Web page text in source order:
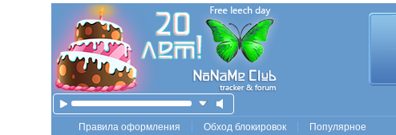
Правила оформления Обход блокировок Популярное